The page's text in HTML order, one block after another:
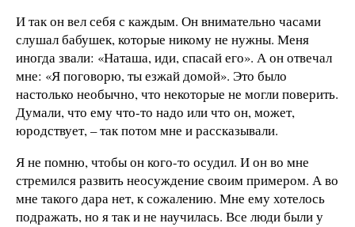
И так он вел себя с каждым. Он внимательно часами
слушал бабушек, которые никому не нужны. Меня
иногда звали: «Наташа, иди, спасай его». А он отвечал
мне: «Я поговорю, ты езжай домой». Это было
настолько необычно, что некоторые не могли поверить.
Думали, что ему что-то надо или что он, может,
юродствует, – так потом мне и рассказывали.
Я не помню, чтобы он кого-то осудил. И он во мне
стремился развить неосуждение своим примером. А во
мне такого дара нет, к сожалению. Мне ему хотелось
подражать, но я так и не научилась. Все люди были у